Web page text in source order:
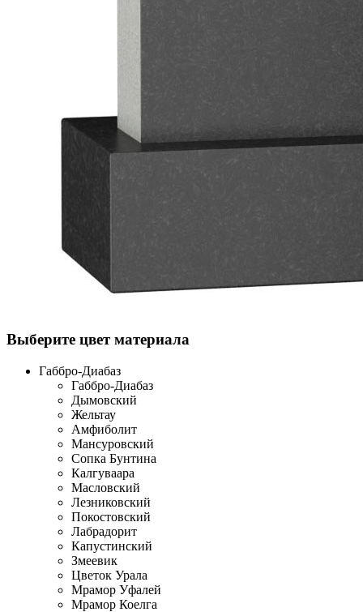
Выберите цвет материала
Габбро-Диабаз
Габбро-Диабаз
Дымовский
Жельтау
Амфиболит
Мансуровский
Сопка Бунтина
Калгуваара
Масловский
Лезниковский
Покостовский
Лабрадорит
Капустинский
Змеевик
Цветок Урала
Мрамор Уфалей
Мрамор Коелга